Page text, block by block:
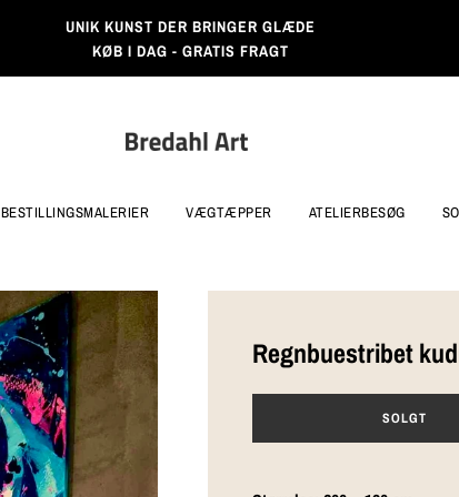
UNIK KUNST DER BRINGER GLÆDE
KØB I DAG - GRATIS FRAGT
BESTILLINGSMALERIER VÆGTÆPPER ATELIERBESØG
Regnbuestribet
L
I
SOLGT